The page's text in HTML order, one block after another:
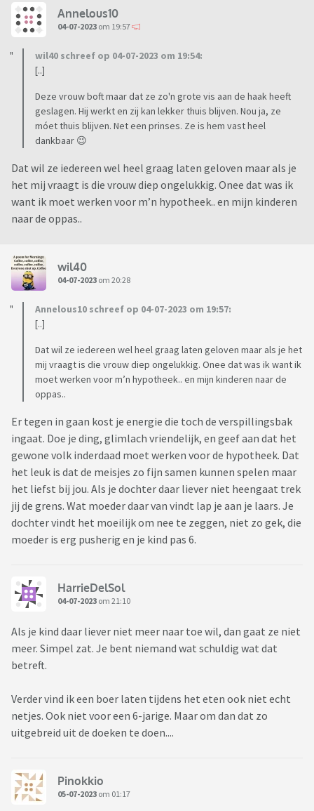
Annelous10
04-07-2023 om 19:57
wil40 schreef op 04-07-2023 om 19:54:
[..]
Deze vrouw boft maar dat ze zo'n grote vis aan de haak heeft
geslagen. Hij werkt en zij kan lekker thuis blijven. Nou ja, ze
móet thuis blijven. Net een prinses. Ze is hem vast heel
dankbaar 😉
Dat wil ze iedereen wel heel graag laten geloven maar als je
het mij vraagt is die vrouw diep ongelukkig. Onee dat was ik
want ik moet werken voor m’n hypotheek.. en mijn kinderen
naar de oppas..
wil40
04-07-2023 om 20:28
Annelous10 schreef op 04-07-2023 om 19:57:
[..]
Dat wil ze iedereen wel heel graag laten geloven maar als je het
mij vraagt is die vrouw diep ongelukkig. Onee dat was ik want ik
moet werken voor m’n hypotheek.. en mijn kinderen naar de
oppas..
Er tegen in gaan kost je energie die toch de verspillingsbak
ingaat. Doe je ding, glimlach vriendelijk, en geef aan dat het
gewone volk inderdaad moet werken voor de hypotheek. Dat
het leuk is dat de meisjes zo fijn samen kunnen spelen maar
het liefst bij jou. Als je dochter daar liever niet heengaat trek
jij de grens. Wat moeder daar van vindt lap je aan je laars. Je
dochter vindt het moeilijk om nee te zeggen, niet zo gek, die
moeder is erg pusherig en je kind pas 6.
HarrieDelSol
04-07-2023 om 21:10
Als je kind daar liever niet meer naar toe wil, dan gaat ze niet
meer. Simpel zat. Je bent niemand wat schuldig wat dat
betreft.
Verder vind ik een boer laten tijdens het eten ook niet echt
netjes. Ook niet voor een 6-jarige. Maar om dan dat zo
uitgebreid uit de doeken te doen....
Pinokkio
05-07-2023 om 01:17